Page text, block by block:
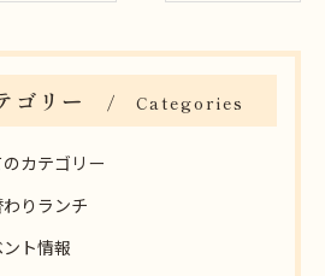
ゴリー Categories
カテゴリー
わりランチ
ト情報